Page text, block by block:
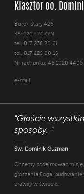
Klasztor oo.
Borek Stary 426
36-020 TYCZYN
tel. 017 230 20 61
tel. 017 229 80 16
Nr rachunku: 46 1020
e-mail
"Głoście
sposoby. "
Św. Dominik Guzman
Chcemy podejmować
głoszenia Boga,
prawdy w świecie.